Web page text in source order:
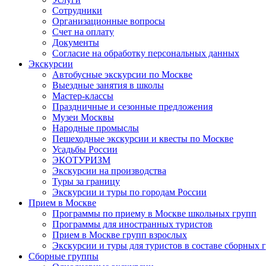
Сотрудники
Организационные вопросы
Счет на оплату
Документы
Согласие на обработку персональных данных
Экскурсии
Автобусные экскурсии по Москве
Выездные занятия в школы
Мастер-классы
Праздничные и сезонные предложения
Музеи Москвы
Народные промыслы
Пешеходные экскурсии и квесты по Москве
Усадьбы России
ЭКОТУРИЗМ
Экскурсии на производства
Туры за границу
Экскурсии и туры по городам России
Прием в Москве
Программы по приему в Москве школьных групп
Программы для иностранных туристов
Прием в Москве групп взрослых
Экскурсии и туры для туристов в составе сборных
Сборные группы